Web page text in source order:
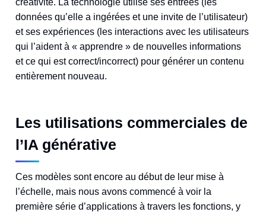
créativité. La technologie utilise ses entrées (les
données qu’elle a ingérées et une invite de l’utilisateur)
et ses expériences (les interactions avec les utilisateurs
qui l’aident à « apprendre » de nouvelles informations
et ce qui est correct/incorrect) pour générer un contenu
entièrement nouveau.
Les utilisations commerciales de
l’IA générative
Ces modèles sont encore au début de leur mise à
l’échelle, mais nous avons commencé à voir la
première série d’applications à travers les fonctions, y